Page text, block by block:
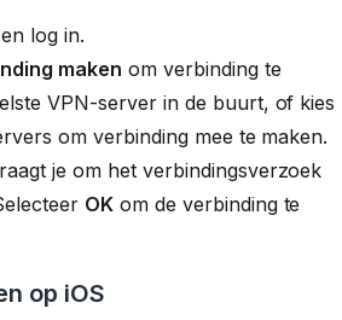
log in.
maken om verbinding te
VPN-server in de buurt, of kies
om verbinding mee te maken.
je om het verbindingsverzoek
OKom de verbinding te
op iOS